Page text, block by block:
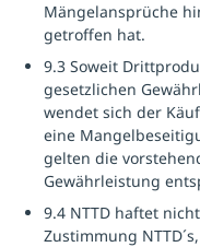
Mängelansprüche
getroffen hat.
9.3 Soweit
gesetzlichen
wendet sich der
eine
gelten die
Gewährleistung
9.4 NTTD haftet
Zustimmung